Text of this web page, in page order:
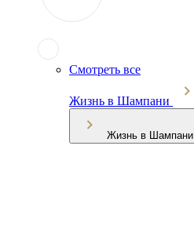
Смотреть все
Жизнь в Шампани
Жизнь в Шампани